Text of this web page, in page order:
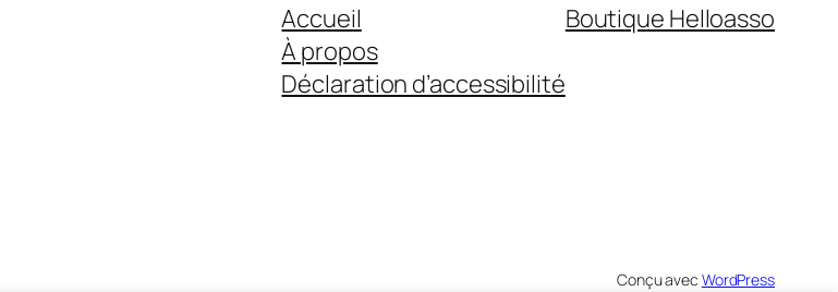
Accueil
À propos
Déclaration d’accessibilité
Boutique Helloasso
Conçu avec WordPress